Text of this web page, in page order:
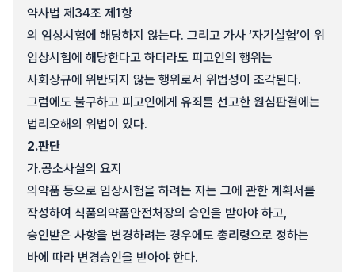
약사법 제34조 제1항
의 임상시험에 해당하지 않는다. 그리고 가사 ‘자기실험’이 위
임상시험에 해당한다고 하더라도 피고인의 행위는
사회상규에 위반되지 않는 행위로서 위법성이 조각된다.
그럼에도 불구하고 피고인에게 유죄를 선고한 원심판결에는
법리오해의 위법이 있다.
2.판단
가.공소사실의 요지
의약품 등으로 임상시험을 하려는 자는 그에 관한 계획서를
작성하여 식품의약품안전처장의 승인을 받아야 하고,
승인받은 사항을 변경하려는 경우에도 총리령으로 정하는
바에 따라 변경승인을 받아야 한다.